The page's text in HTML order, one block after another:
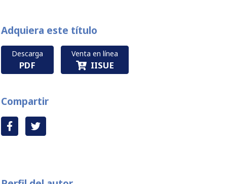
Adquiera este título
Descarga
PDF
Venta en línea
IISUE
Compartir